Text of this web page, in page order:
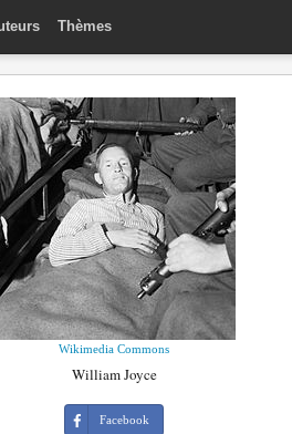
Thèmes
Wikimedia Commons
William Joyce
Facebook